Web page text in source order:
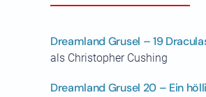
Dreamland Grusel – 19
als Christopher Cushing
Dreamland Grusel 20 – Ein